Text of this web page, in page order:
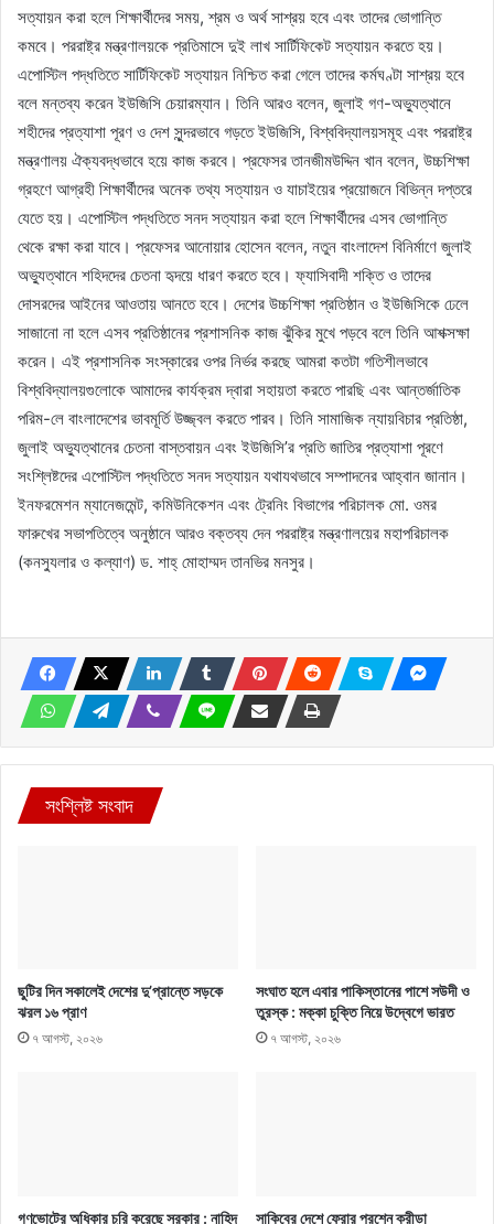
সত্যায়ন করা হলে শিক্ষার্থীদের সময়, শ্রম ও অর্থ সাশ্রয় হবে এবং তাদের ভোগান্তি
কমবে। পররাষ্ট্র মন্ত্রণালয়কে প্রতিমাসে দুই লাখ সার্টিফিকেট সত্যায়ন করতে হয়।
এপোস্টিল পদ্ধতিতে সার্টিফিকেট সত্যায়ন নিশ্চিত করা গেলে তাদের কর্মঘণ্টা সাশ্রয় হবে
বলে মন্তব্য করেন ইউজিসি চেয়ারম্যান। তিনি আরও বলেন, জুলাই গণ-অভ্যুত্থানে
শহীদের প্রত্যাশা পূরণ ও দেশ সুন্দরভাবে গড়তে ইউজিসি, বিশ্ববিদ্যালয়সমূহ এবং পররাষ্ট্র
মন্ত্রণালয় ঐক্যবদ্ধভাবে হয়ে কাজ করবে। প্রফেসর তানজীমউদ্দিন খান বলেন, উচ্চশিক্ষা
গ্রহণে আগ্রহী শিক্ষার্থীদের অনেক তথ্য সত্যায়ন ও যাচাইয়ের প্রয়োজনে বিভিন্ন দপ্তরে
যেতে হয়। এপোস্টিল পদ্ধতিতে সনদ সত্যায়ন করা হলে শিক্ষার্থীদের এসব ভোগান্তি
থেকে রক্ষা করা যাবে। প্রফেসর আনোয়ার হোসেন বলেন, নতুন বাংলাদেশ বিনির্মাণে জুলাই
অভ্যুত্থানে শহিদদের চেতনা হৃদয়ে ধারণ করতে হবে। ফ্যাসিবাদী শক্তি ও তাদের
দোসরদের আইনের আওতায় আনতে হবে। দেশের উচ্চশিক্ষা প্রতিষ্ঠান ও ইউজিসিকে ঢেলে
সাজানো না হলে এসব প্রতিষ্ঠানের প্রশাসনিক কাজ ঝুঁকির মুখে পড়বে বলে তিনি আশক্সক্ষা
করেন। এই প্রশাসনিক সংস্কারের ওপর নির্ভর করছে আমরা কতটা গতিশীলভাবে
বিশ্ববিদ্যালয়গুলোকে আমাদের কার্যক্রম দ্বারা সহায়তা করতে পারছি এবং আন্তর্জাতিক
পরিম-লে বাংলাদেশের ভাবমূর্তি উজ্জ্বল করতে পারব। তিনি সামাজিক ন্যায়বিচার প্রতিষ্ঠা,
জুলাই অভ্যুত্থানের চেতনা বাস্তবায়ন এবং ইউজিসি’র প্রতি জাতির প্রত্যাশা পূরণে
সংশ্লিষ্টদের এপোস্টিল পদ্ধতিতে সনদ সত্যায়ন যথাযথভাবে সম্পাদনের আহ্বান জানান।
ইনফরমেশন ম্যানেজমেন্ট, কমিউনিকেশন এবং ট্রেনিং বিভাগের পরিচালক মো. ওমর
ফারুখের সভাপতিত্বে অনুষ্ঠানে আরও বক্তব্য দেন পররাষ্ট্র মন্ত্রণালয়ের মহাপরিচালক
(কনস্যুলার ও কল্যাণ) ড. শাহ্ মোহাম্মদ তানভির মনসুর।
সংশ্লিষ্ট সংবাদ
ছুটির দিন সকালেই দেশের দু’প্রান্তে সড়কে
ঝরল ১৬ প্রাণ
৭ আগস্ট, ২০২৬
সংঘাত হলে এবার পাকিস্তানের পাশে সউদী ও
তুরস্ক : মক্কা চুক্তি নিয়ে উদ্বেগে ভারত
৭ আগস্ট, ২০২৬
গণভোটের অধিকার চুরি করেছে সরকার : নাহিদ সাকিবের দেশে ফেরার প্রশ্নে ক্রীড়া